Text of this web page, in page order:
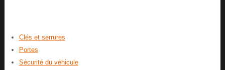
Clés et serrures
Portes
Sécurité du véhicule